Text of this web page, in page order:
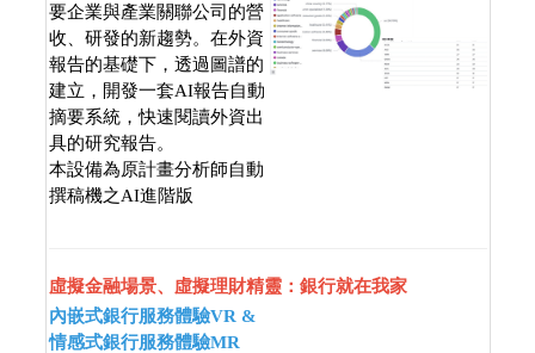
要企業與產業關聯公司的營
收、研發的新趨勢。在外資
報告的基礎下，透過圖譜的
建立，開發一套AI報告自動
摘要系統，快速閱讀外資出
具的研究報告。
本設備為原計畫分析師自動
撰稿機之AI進階版
虛擬金融場景、虛擬理財精靈：銀行就在我家
內嵌式銀行服務體驗VR &
情感式銀行服務體驗MR